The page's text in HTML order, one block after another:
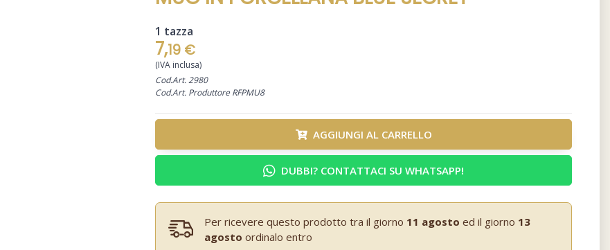
1 tazza
7,19 €
(IVA inclusa)
Cod.Art. 2980
Cod.Art. Produttore RFPMU8
AGGIUNGI AL CARRELLO
DUBBI? CONTATTACI SU WHATSAPP!
Per ricevere questo prodotto tra il giorno 11 agosto ed il giorno 13
agosto ordinalo entro